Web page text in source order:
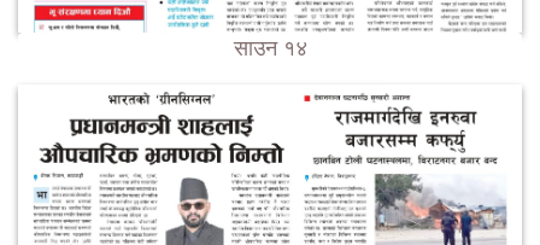
साउन १४